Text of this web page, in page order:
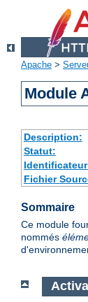
Apache >
Module
Description:
Statut:
Fichier
Sommaire
Ce module
nommés